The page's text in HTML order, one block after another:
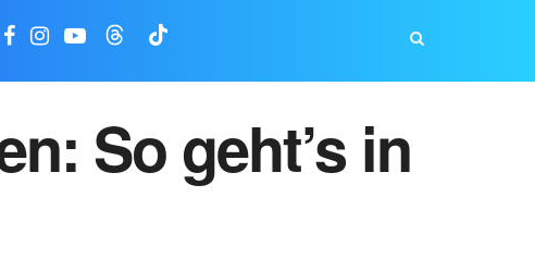
So geht’s in